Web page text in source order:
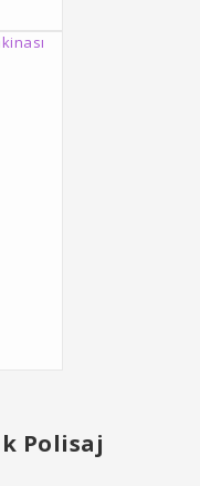
Polisaj